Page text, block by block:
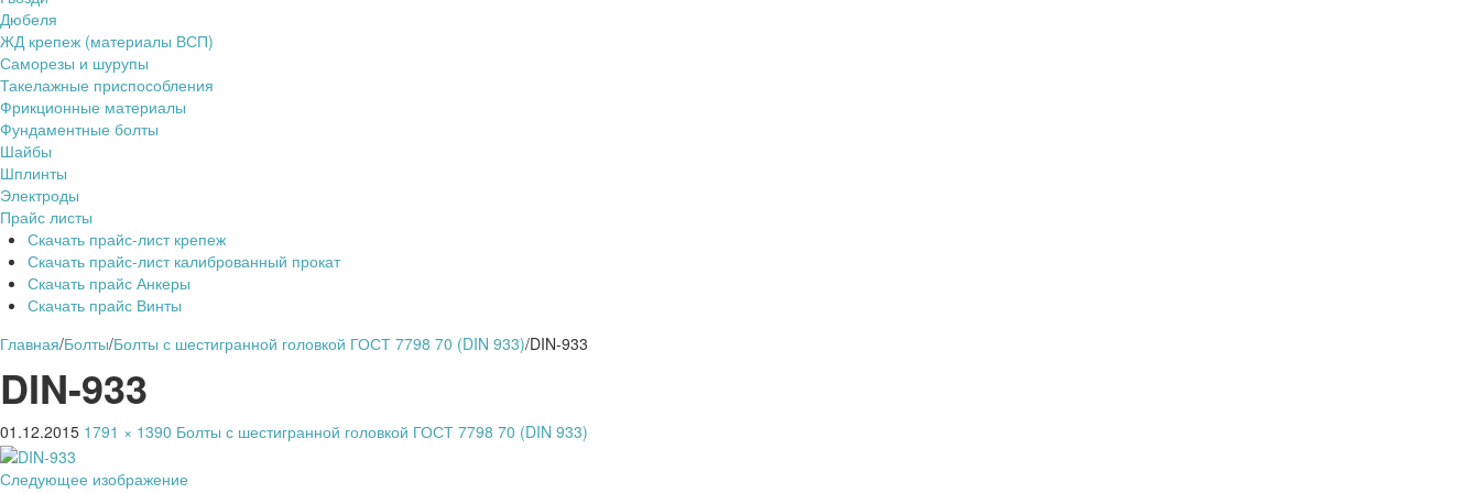
Дюбеля
ЖД крепеж (материалы ВСП)
Саморезы и шурупы
Такелажные приспособления
Фрикционные материалы
Фундаментные болты
Шайбы
Шплинты
Электроды
Прайс листы
Скачать прайс-лист крепеж
Скачать прайс-лист калиброванный прокат
Скачать прайс Анкеры
Скачать прайс Винты
Главная/Болты/Болты с шестигранной головкой ГОСТ 7798 70 (DIN 933)/DIN-933
DIN-933
01.12.2015 1791 × 1390 Болты с шестигранной головкой ГОСТ 7798 70 (DIN 933)
Следующее изображение